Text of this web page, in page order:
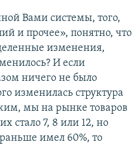
Вами системы, того,
и прочее», понятно, что
изменения,
И если
ничего не было
изменилась структура
мы на рынке товаров
стало 7, 8 или 12, но
имел 60%, то